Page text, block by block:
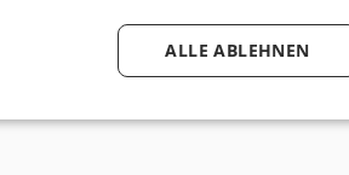
ALLE ABLEHNEN